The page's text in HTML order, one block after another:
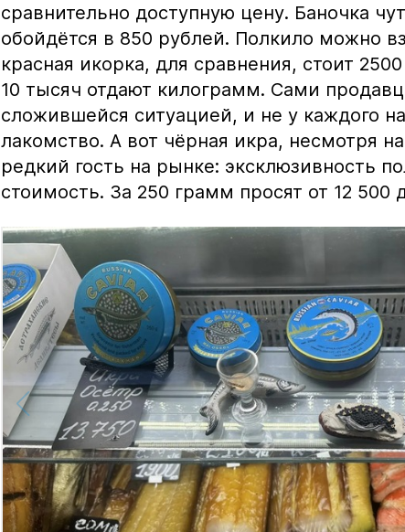
сравнительно доступную цену. Баночка
обойдётся в 850 рублей. Полкило можно
красная икорка, для сравнения, стоит
10 тысяч отдают килограмм. Сами
сложившейся ситуацией, и не у каждого
лакомство. А вот чёрная икра, несмотря
редкий гость на рынке: эксклюзивность
стоимость. За 250 грамм просят от 12 500